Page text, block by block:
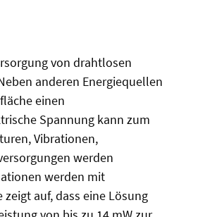
von drahtlosen
anderen Energiequellen
einen
Spannung kann zum
Vibrationen,
werden
werden mit
auf, dass eine Lösung